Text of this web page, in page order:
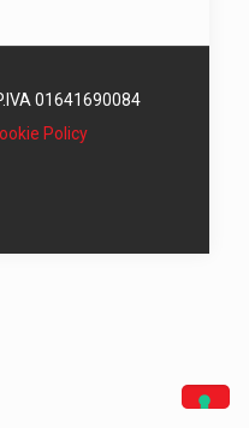
01641690084
Policy